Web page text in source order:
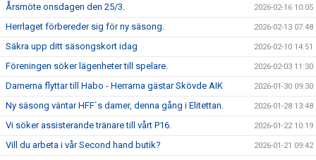
Årsmöte onsdagen den 25/3. 2026-02-16 10:05
Herrlaget förbereder sig för ny säsong. 2026-02-13 07:48
Säkra upp ditt säsongskort idag 2026-02-10 14:51
Föreningen söker lägenheter till spelare. 2026-02-03 11:30
Damerna flyttar till Habo - Herrarna gästar Skövde AIK 2026-01-30 09:30
Ny säsong väntar HFF`s damer, denna gång i Elitettan. 2026-01-28 13:48
Vi söker assisterande tränare till vårt P16. 2026-01-22 10:19
Vill du arbeta i vår Second hand butik? 2026-01-21 09:42